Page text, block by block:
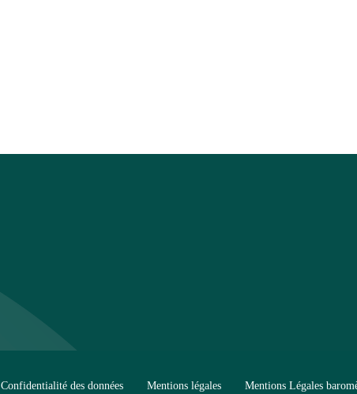
Confidentialité des données Mentions légales Mentions Légales